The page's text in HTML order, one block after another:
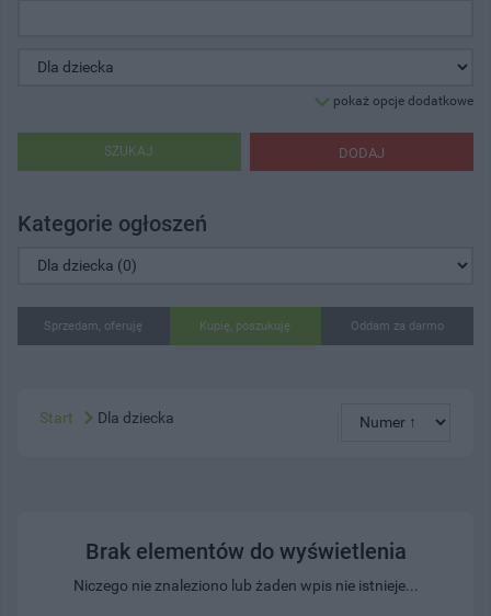
pokaż opcje dodatkowe
DODAJ
SZUKAJ
Kategorie ogłoszeń
Sprzedam, oferuję Kupię, poszukuję Oddam za darmo
Start Dla dziecka
Brak elementów do wyświetlenia
Niczego nie znaleziono lub żaden wpis nie istnieje...